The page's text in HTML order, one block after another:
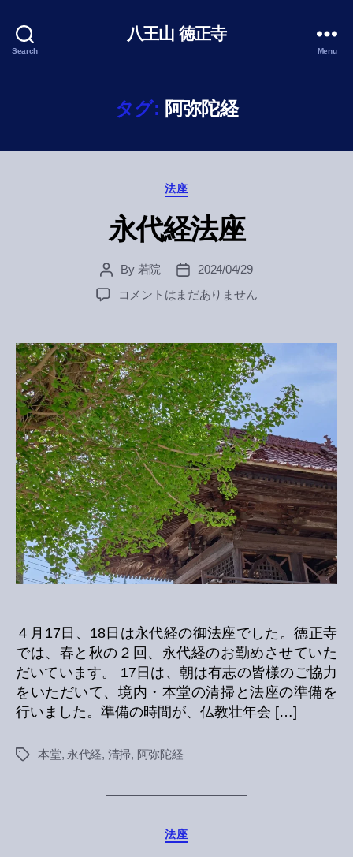
Search
八王山 徳正寺
Menu
タグ: 阿弥陀経
Categories
法座
永代経法座
Post
author
By 若院
Post
date
2024/04/29
永
法
座
へ
の
コメントはまだありません
４月17日、18日は永代経の御法座でした。徳正寺
では、春と秋の２回、永代経のお勤めさせていた
だいています。 17日は、朝は有志の皆様のご協力
をいただいて、境内・本堂の清掃と法座の準備を
行いました。準備の時間が、仏教壮年会 […]
Tags本堂, 永代経, 清掃, 阿弥陀経
Categories
法座